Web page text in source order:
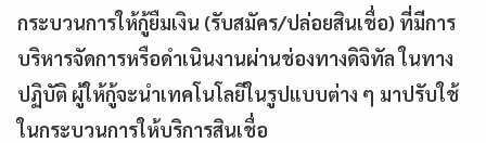
กระบวนการให้กู้ยืมเงิน (รับสมัคร/ปล่อยสินเชื่อ) ที่มีการ
บริหารจัดการหรือดำเนินงานผ่านช่องทางดิจิทัล ในทาง
ปฏิบัติ ผู้ให้กู้จะนำเทคโนโลยีในรูปแบบต่าง ๆ มาปรับใช้
ในกระบวนการให้บริการสินเชื่อ